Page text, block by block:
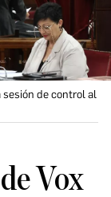
sesión de control al
Vox